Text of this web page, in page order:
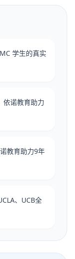
学生的真实
依诺教育助力
教育助力9年
、UCB全